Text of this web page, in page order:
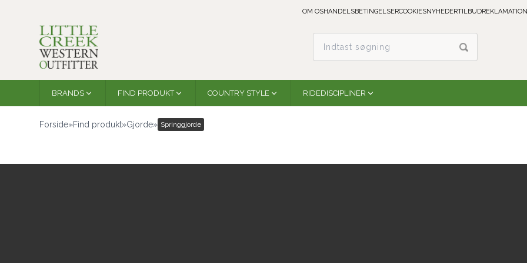
OM OSHANDELSBETINGELSERCOOKIESNYHEDERTILBUD
BRANDS FIND PRODUKT COUNTRY STYLE RIDEDISCIPLINER
Forside»Find produkt»Gjorde» Springgjorde